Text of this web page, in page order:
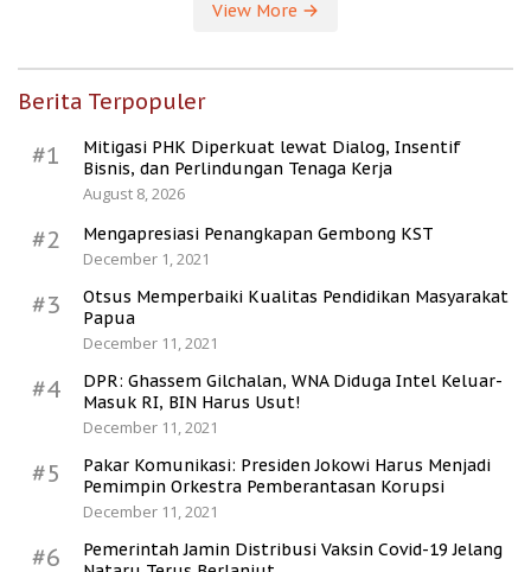
View More
Berita Terpopuler
#1
Mitigasi PHK Diperkuat lewat Dialog, Insentif
Bisnis, dan Perlindungan Tenaga Kerja
August 8, 2026
#2
Mengapresiasi Penangkapan Gembong KST
December 1, 2021
#3
Otsus Memperbaiki Kualitas Pendidikan Masyarakat
Papua
December 11, 2021
#4
DPR: Ghassem Gilchalan, WNA Diduga Intel Keluar-
Masuk RI, BIN Harus Usut!
December 11, 2021
#5
Pakar Komunikasi: Presiden Jokowi Harus Menjadi
Pemimpin Orkestra Pemberantasan Korupsi
December 11, 2021
#6
Pemerintah Jamin Distribusi Vaksin Covid-19 Jelang